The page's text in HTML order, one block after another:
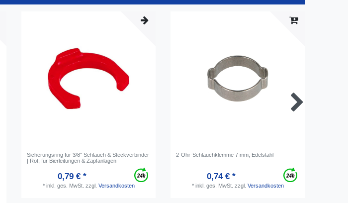
Sicherungsring für 3/8" Schlauch & Steckverbinder
| Rot, für Bierleitungen & Zapfanlagen
0,79 € *
* inkl. ges. MwSt. zzgl. Versandkosten
2-Ohr-Schlauchklemme 7 mm, Edelstahl
0,74 € *
* inkl. ges. MwSt. zzgl. Versandkosten